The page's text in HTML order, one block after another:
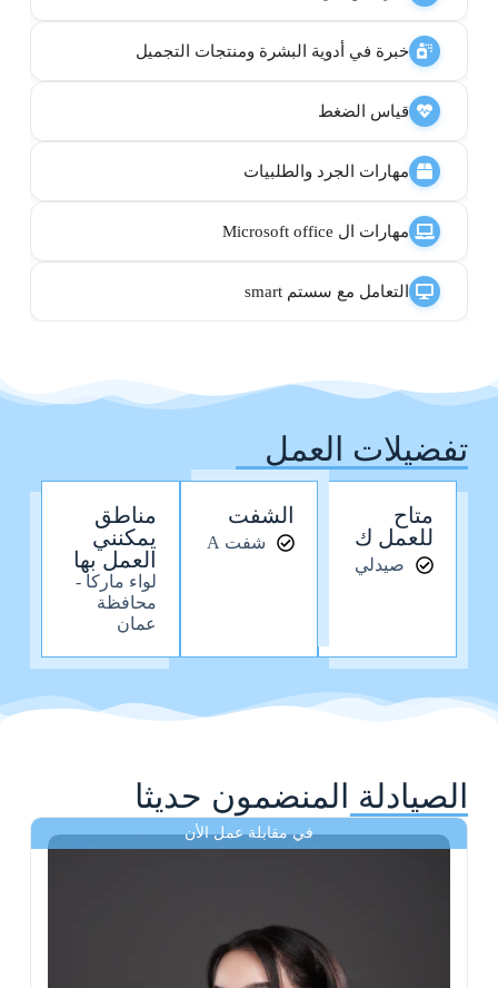
خبرة في أدوية البشرة ومنتجات التجميل
قياس الضغط
مهارات الجرد والطلبيات
مهارات ال Microsoft office
التعامل مع سستم smart
تفضيلات العمل
متاح
للعمل ك
صيدلي
الشفت
شفت A
مناطق
يمكنني
العمل بها
لواء ماركا -
محافظة
عمان
الصيادلة المنضمون حديثا
في مقابلة عمل الأن